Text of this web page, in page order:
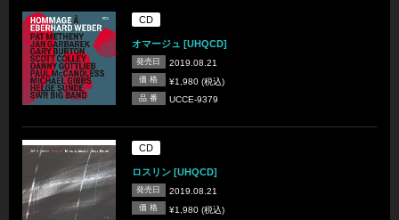
CD
オマージュ [UHQCD]
発売日 2019.08.21
価 格 ¥1,980 (税込)
品 番 UCCE-9379
CD
ロスリン [UHQCD]
発売日 2019.08.21
価 格 ¥1,980 (税込)